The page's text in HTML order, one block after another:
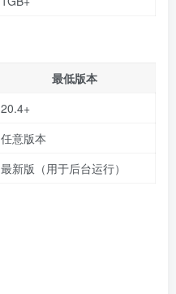
最低版本
20.4+
任意版本
最新版（用于后台运行）